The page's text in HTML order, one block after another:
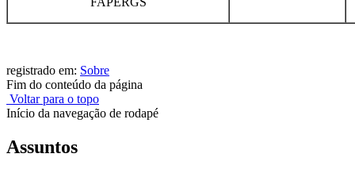
registrado em: Sobre
Fim do conteúdo da página
Voltar para o topo
Início da navegação de rodapé
Assuntos